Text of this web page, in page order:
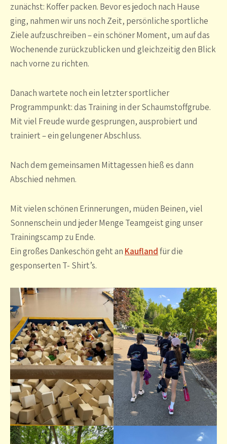
zunächst: Koffer packen. Bevor es jedoch nach Hause
ging, nahmen wir uns noch Zeit, persönliche sportliche
Ziele aufzuschreiben – ein schöner Moment, um auf das
Wochenende zurückzublicken und gleichzeitig den Blick
nach vorne zu richten.
Danach wartete noch ein letzter sportlicher
Programmpunkt: das Training in der Schaumstoffgrube.
Mit viel Freude wurde gesprungen, ausprobiert und
trainiert – ein gelungener Abschluss.
Nach dem gemeinsamen Mittagessen hieß es dann
Abschied nehmen.
Mit vielen schönen Erinnerungen, müden Beinen, viel
Sonnenschein und jeder Menge Teamgeist ging unser
Trainingscamp zu Ende.
Ein großes Dankeschön geht an Kauflandfür die
gesponserten T- Shirt’s.